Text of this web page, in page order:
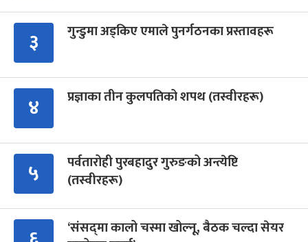
३ गुन्डुमा अड्किए एमाले पुनर्गठनका प्रस्तावहरू
४ प्रज्ञाका तीन कुलपतिको शपथ (तस्वीरहरू)
५
पर्वतारोही पुरबहादुर गुरुङको अन्त्येष्टि
(तस्वीरहरू)
‘संसद्‍मा कालो चस्मा खोल्नू, बैठक चल्दा सेयर